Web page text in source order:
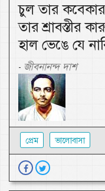
চুল তার কবেকার
তার শ্রাবস্তীর
হাল ভেঙে যে
- জীবনানন্দ দাশ
প্রেম ভালোবাসা